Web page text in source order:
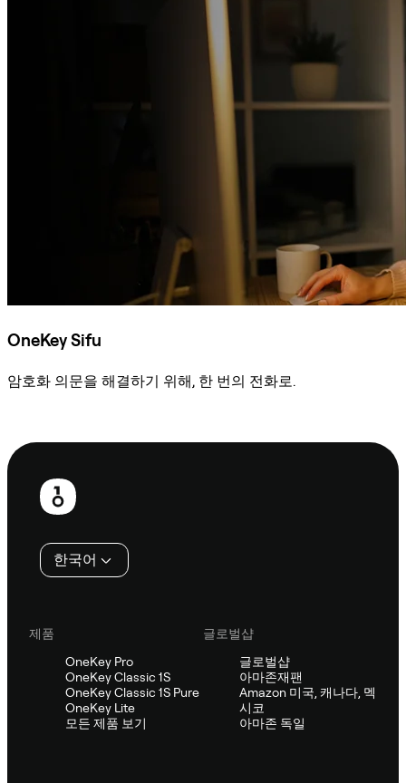
OneKey Sifu
암호화 의문을 해결하기 위해, 한 번의 전화로.
보
한국어
제품
OneKey Pro
OneKey Classic 1S
OneKey Classic 1S Pure
OneKey Lite
모든 제품 보기
글로벌샵
글로벌샵
아마존재팬
Amazon 미국, 캐나다, 멕
시코
아마존 독일